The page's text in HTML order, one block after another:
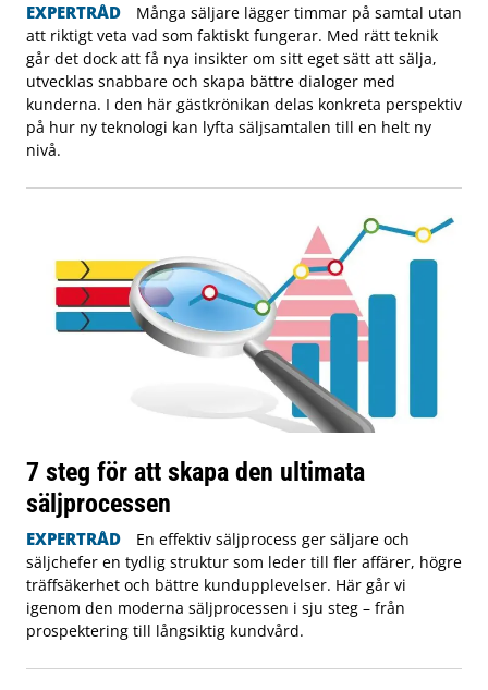
EXPERTRÅD
Många säljare lägger timmar på samtal utan
att riktigt veta vad som faktiskt fungerar. Med rätt teknik
går det dock att få nya insikter om sitt eget sätt att sälja,
utvecklas snabbare och skapa bättre dialoger med
kunderna. I den här gästkrönikan delas konkreta perspektiv
på hur ny teknologi kan lyfta säljsamtalen till en helt ny
nivå.
7 steg för att skapa den ultimata
säljprocessen
EXPERTRÅD
En effektiv säljprocess ger säljare och
säljchefer en tydlig struktur som leder till fler affärer, högre
träffsäkerhet och bättre kundupplevelser. Här går vi
igenom den moderna säljprocessen i sju steg – från
prospektering till långsiktig kundvård.